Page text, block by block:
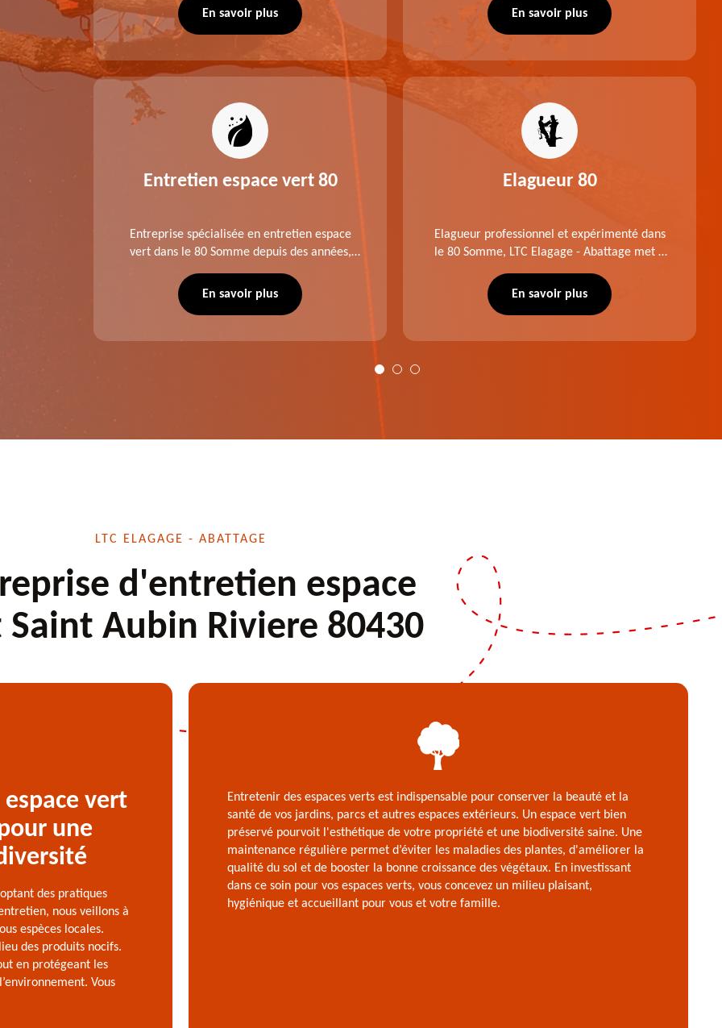
des
80
,
dans
selon les normes en vigueur. Découvrez un
extérieur exceptionnel grâce à notre équipe.
En savoir plus
Entretien espace vert 80
Entreprise spécialisée en entretien espace
vert dans le 80 Somme depuis des années,
d'élagage, d'abattage d'arbres, de
dessouchage et autre. Devis offert.
En savoir plus
80 Somme. Travail suivant les règles de l'art.
En savoir plus
Elagueur 80
Elagueur professionnel et expérimenté dans
le 80 Somme, LTC Elagage - Abattage met à
notre intervention, votre espace vert sera
En savoir plus
LTC ELAGAGE - ABATTAGE
d'entretien espace
Aubin Riviere 80430
vert
une
des pratiques
nous veillons à
espèces locales.
des produits nocifs.
en protégeant les
Vous
Entretenir des espaces verts est indispensable pour conserver la beauté et la
santé de vos jardins, parcs et autres espaces extérieurs. Un espace vert bien
préservé pourvoit l'esthétique de votre propriété et une biodiversité saine. Une
maintenance régulière permet d’éviter les maladies des plantes, d'améliorer la
qualité du sol et de booster la bonne croissance des végétaux. En investissant
dans ce soin pour vos espaces verts, vous concevez un milieu plaisant,
hygiénique et accueillant pour vous et votre famille.